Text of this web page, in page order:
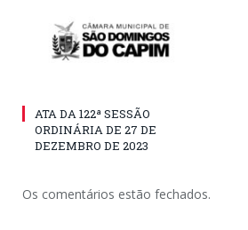
ATA DA 122ª SESSÃO
ORDINÁRIA DE 27 DE
DEZEMBRO DE 2023
Os comentários estão fechados.